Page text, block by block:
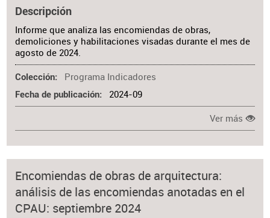
Descripción
Informe que analiza las encomiendas de obras,
demoliciones y habilitaciones visadas durante el mes de
agosto de 2024.
Colección Programa Indicadores
Fecha de publicación 2024-09
Ver más
Encomiendas de obras de arquitectura:
análisis de las encomiendas anotadas en el
CPAU: septiembre 2024